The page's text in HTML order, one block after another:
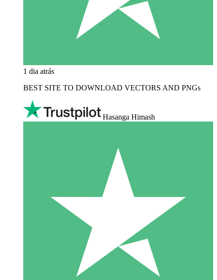
1 dia atrás
BEST SITE TO DOWNLOAD VECTORS AND PNGs
Hasanga Himash